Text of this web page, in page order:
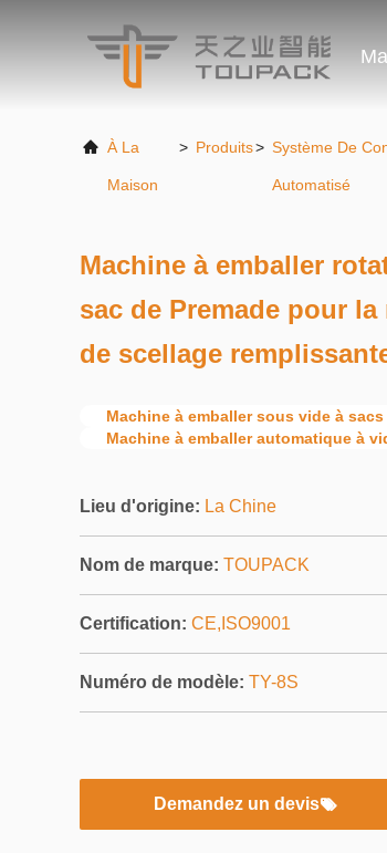
À La
Maison
> Produits> Système De
Automatisé
Machine à emballer
sac de Premade pour
de scellage
Machine à emballer sous vide à
Machine à emballer automatique à
Lieu d'origine: La Chine
Nom de marque: TOUPACK
Certification: CE,ISO9001
Numéro de modèle: TY-8S
Demandez un devis